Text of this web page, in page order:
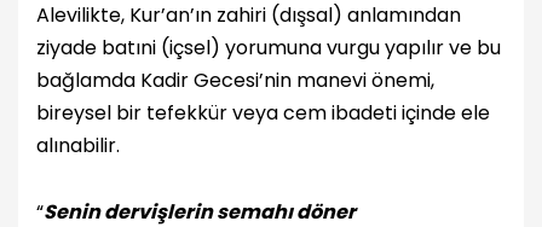
Alevilikte, Kur’an’ın zahiri (dışsal) anlamından
ziyade batıni (içsel) yorumuna vurgu yapılır ve bu
bağlamda Kadir Gecesi’nin manevi önemi,
bireysel bir tefekkür veya cem ibadeti içinde ele
alınabilir.
“Senin dervişlerin semahı döner